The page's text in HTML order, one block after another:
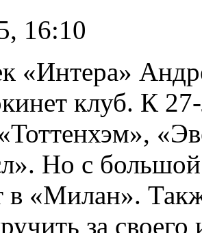
16:10
«Интера»
клуб. К
Но с большой
в «Милан».
за